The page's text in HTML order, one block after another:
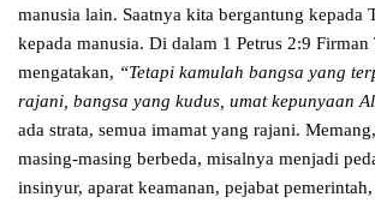
manusia lain. Saatnya kita bergantung kepada
kepada manusia. Di dalam 1 Petrus 2:9 Firman
mengatakan, “Tetapi kamulah bangsa yang
rajani, bangsa yang kudus, umat kepunyaan
ada strata, semua imamat yang rajani.
masing-masing berbeda, misalnya menjadi
insinyur, aparat keamanan, pejabat